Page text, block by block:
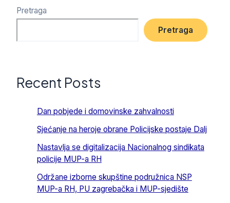
Pretraga
Pretraga
Recent Posts
Dan pobjede i domovinske zahvalnosti
Sjećanje na heroje obrane Policijske postaje Dalj
Nastavlja se digitalizacija Nacionalnog sindikata
policije MUP-a RH
Održane izborne skupštine podružnica NSP
MUP-a RH, PU zagrebačka i MUP-sjedište